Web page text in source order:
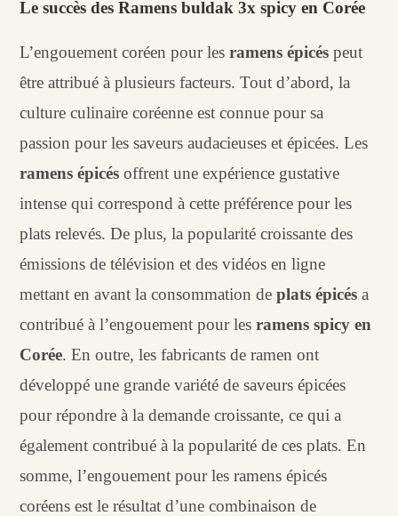
Le succès des Ramens buldak 3x spicy en Corée
L’engouement coréen pour lesramens épicés peut
être attribué à plusieurs facteurs. Tout d’abord, la
culture culinaire coréenne est connue pour sa
passion pour les saveurs audacieuses et épicées. Les
ramens épicés offrent une expérience gustative
intense qui correspond à cette préférence pour les
plats relevés. De plus, la popularité croissante des
émissions de télévision et des vidéos en ligne
mettant en avant la consommation deplats épicés a
contribué à l’engouement pour lesramens spicy en
Corée. En outre, les fabricants de ramen ont
développé une grande variété de saveurs épicées
pour répondre à la demande croissante, ce qui a
également contribué à la popularité de ces plats. En
somme, l’engouement pour les ramens épicés
coréens est le résultat d’une combinaison de